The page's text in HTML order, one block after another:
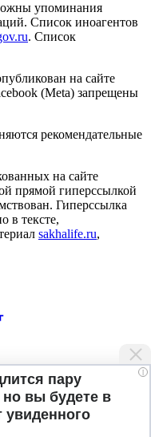
упоминания
Список иноагентов
. Список
на сайте
(Metа) запрещены
рекомендательные
на сайте
прямой гиперссылкой
Гиперссылка
в тексте,
sakhalife.ru,
мира
i
пару
но вы будете в
увиденного